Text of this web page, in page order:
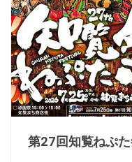
第27回知覧ねぷ